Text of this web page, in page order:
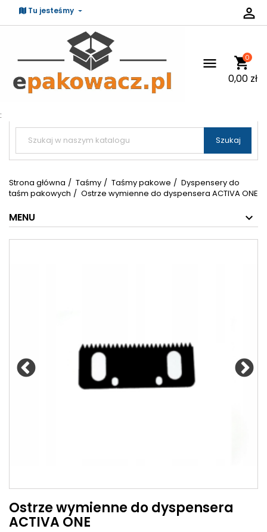
Tu jesteśmy 
 shopping_cart
0
0,00 zł
:

 Szukaj
Strona główna Taśmy Taśmy pakowe
Dyspensery do
taśm pakowych
Ostrze wymienne do dyspensera ACTIVA ONE
MENU
Ostrze wymienne do dyspensera
ACTIVA ONE